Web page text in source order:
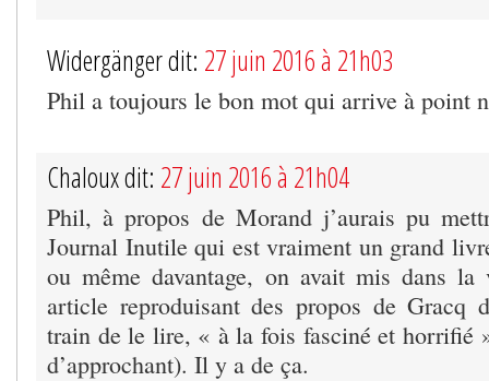
Widergänger dit: 27 juin 2016 à 21h03
Phil a toujours le bon mot qui arrive à point
Chaloux dit: 27 juin 2016 à 21h04
Phil, à propos de Morand j’aurais pu
Journal Inutile qui est vraiment un grand
ou même davantage, on avait mis dans
article reproduisant des propos de Gracq
train de le lire, « à la fois fasciné et horrifié
d’approchant). Il y a de ça.